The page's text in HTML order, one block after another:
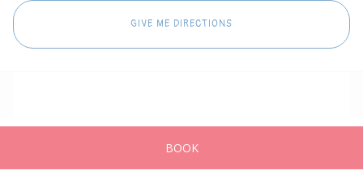
GIVE ME DIRECTIONS
BOOK
Messages